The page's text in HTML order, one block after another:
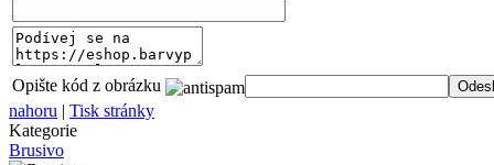
Opište kód z obrázku
nahoru | Tisk stránky
Kategorie
Brusivo